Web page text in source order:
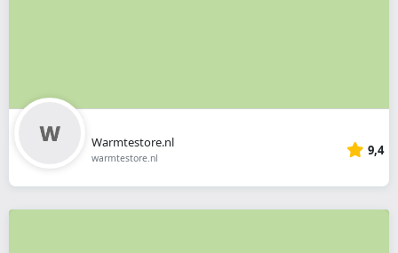
Warmtestore.nl
warmtestore.nl 9,4